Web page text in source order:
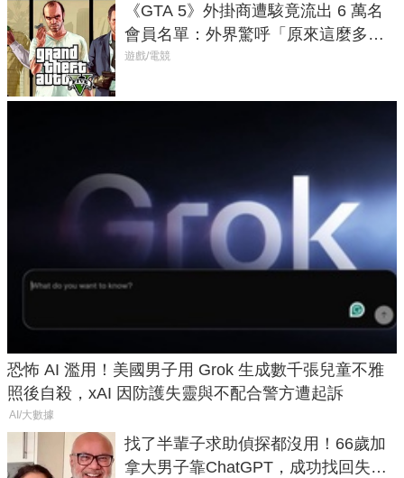
《GTA 5》外掛商遭駭竟流出 6 萬名
會員名單：外界驚呼「原來這麼多人
在開掛！」
遊戲/電競
恐怖 AI 濫用！美國男子用 Grok 生成數千張兒童不雅
照後自殺，xAI 因防護失靈與不配合警方遭起訴
AI/大數據
找了半輩子求助偵探都沒用！66歲加
拿大男子靠ChatGPT，成功找回失散